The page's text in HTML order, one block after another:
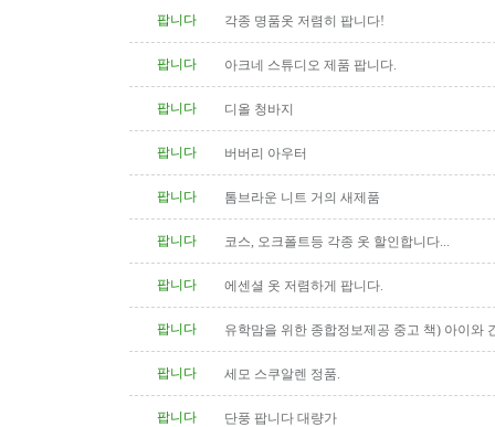
팝니다 각종 명품옷 저렴히 팝니다!
팝니다 아크네 스튜디오 제품 팝니다.
팝니다 디올 청바지
팝니다 버버리 아우터
팝니다 톰브라운 니트 거의 새제품
팝니다 코스, 오크폴트등 각종 옷 할인합니다...
팝니다 에센셜 옷 저렴하게 팝니다.
팝니다
유학맘을 위한 종합정보제공 중고 책) 아이와
팝니다
세모 스쿠알렌 정품.
팝니다 단풍 팝니다 대량가